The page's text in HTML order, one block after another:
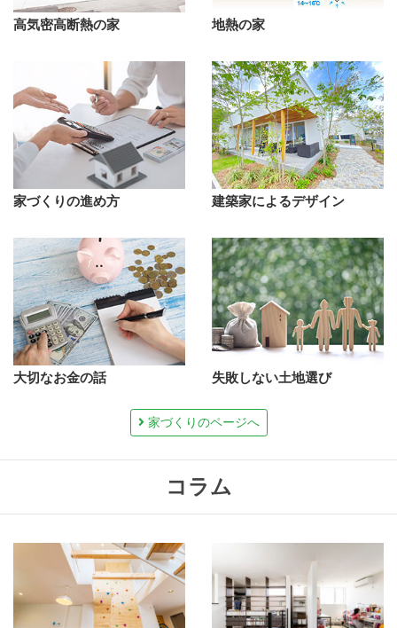
高気密高断熱の家 地熱の家
家づくりの進め方 建築家によるデザイン
大切なお金の話 失敗しない土地選び
家づくりのページへ
コラム